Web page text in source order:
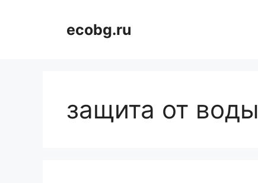
содержимомуecobg.ru
защита от воды